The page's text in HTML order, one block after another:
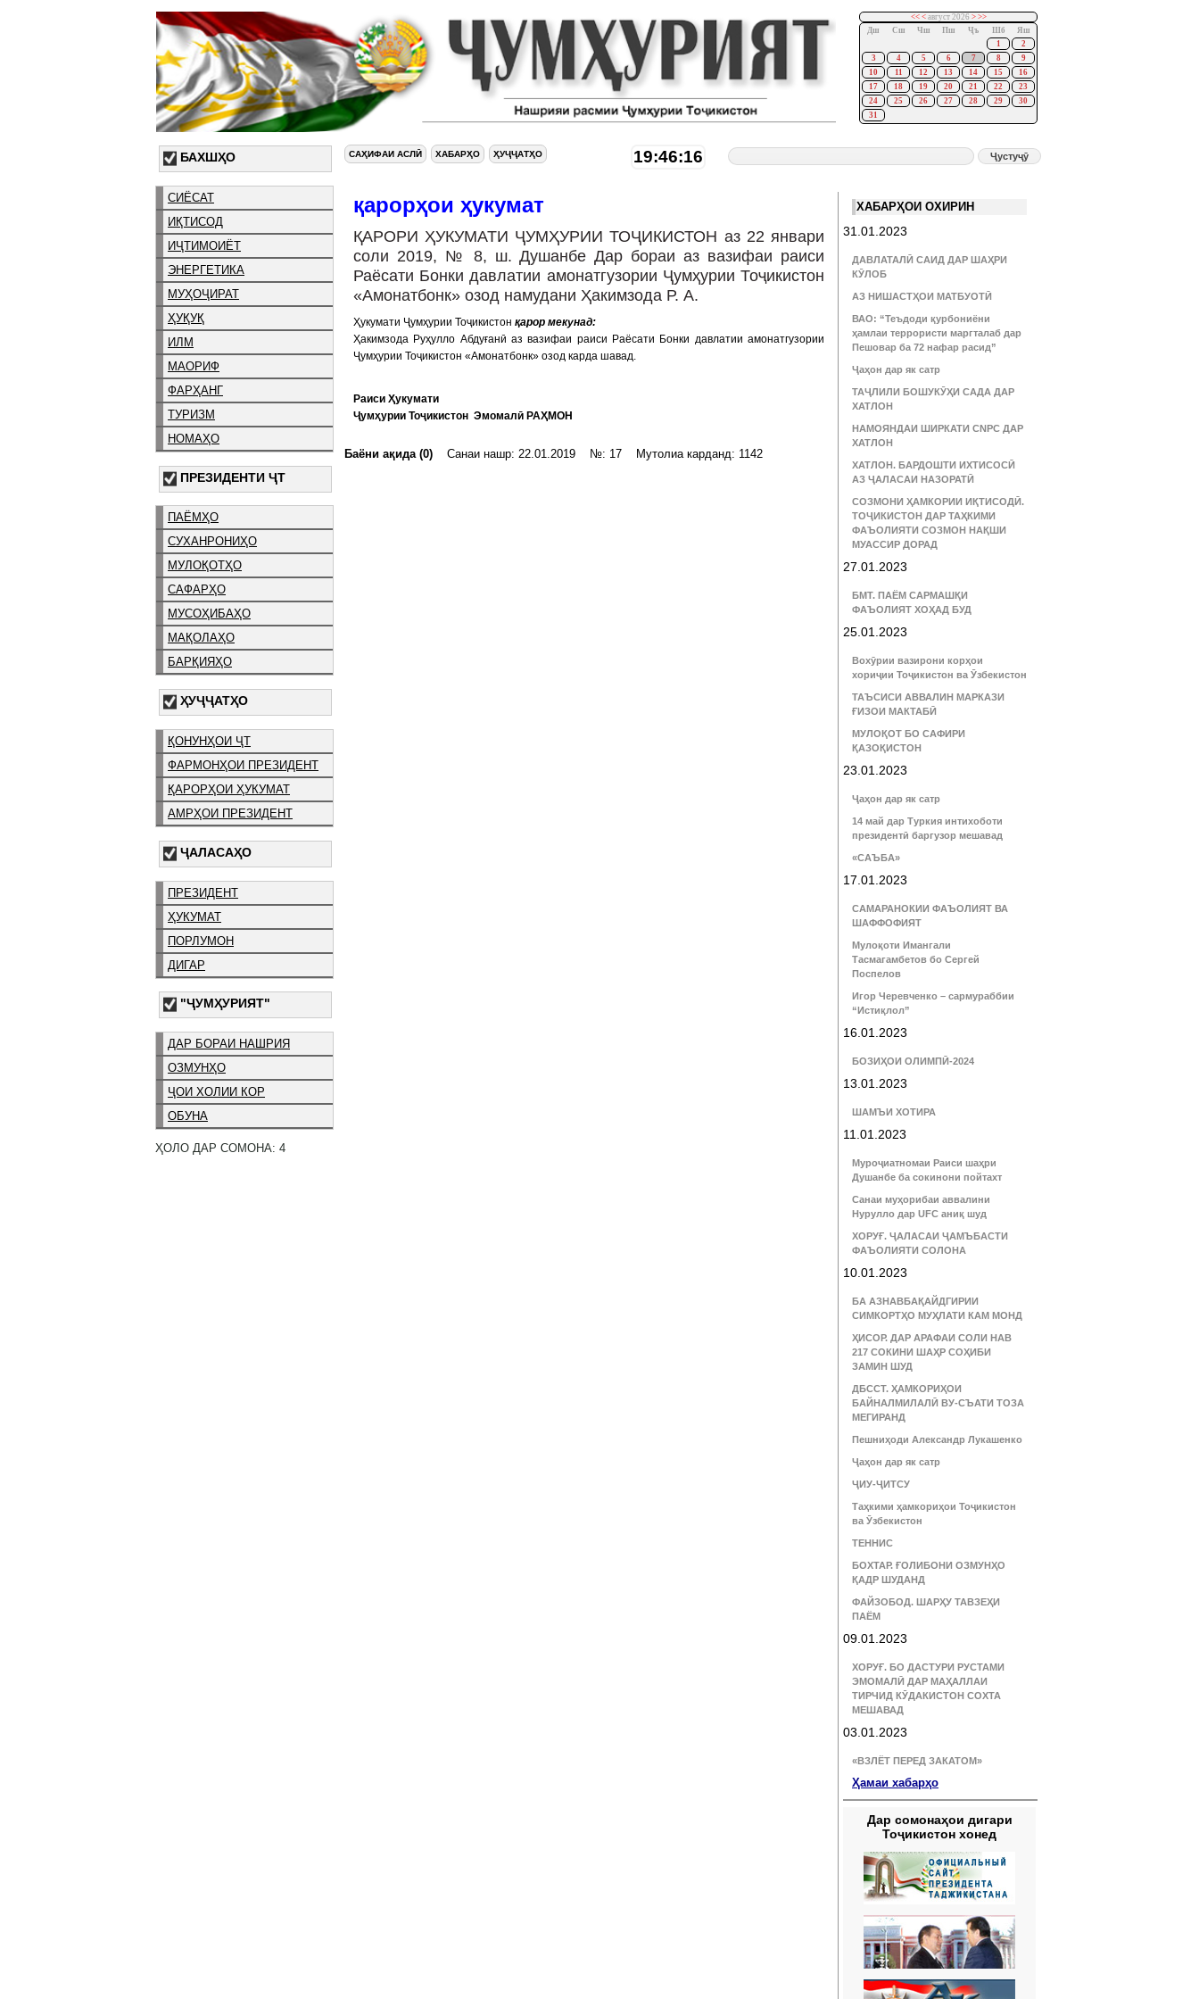
<< <август 2026 > >>
Дш
Сш Чш Пш Ҷъ Шб
Яш
1
2
3
4 5 6 7 8
9
10
11 12 13 14 15
16
17
18 19 20 21 22
23
24
25 26 27 28 29
30
31
БАХШҲО
СИЁСАТ
ИҚТИСОД
ИҶТИМОИЁТ
ЭНЕРГЕТИКА
МУҲОҶИРАТ
ҲУҚУҚ
ИЛМ
МАОРИФ
ФАРҲАНГ
ТУРИЗМ
НОМАҲО
ПРЕЗИДЕНТИ ҶТ
ПАЁМҲО
СУХАНРОНИҲО
МУЛОҚОТҲО
САФАРҲО
МУСОҲИБАҲО
МАҚОЛАҲО
БАРҚИЯҲО
ҲУҶҶАТҲО
ҚОНУНҲОИ ҶТ
ФАРМОНҲОИ ПРЕЗИДЕНТ
ҚАРОРҲОИ ҲУКУМАТ
АМРҲОИ ПРЕЗИДЕНТ
ҶАЛАСАҲО
ПРЕЗИДЕНТ
ҲУКУМАТ
ПОРЛУМОН
ДИГАР
"ҶУМҲУРИЯТ"
ДАР БОРАИ НАШРИЯ
ОЗМУНҲО
ҶОИ ХОЛИИ КОР
ОБУНА
ҲОЛО ДАР СОМОНА: 4
САҲИФАИ АСЛӢ ХАБАРҲО ҲУҶҶАТҲО 19:46:17
қарорҳои ҳукумат
ҚАРОРИ ҲУКУМАТИ ҶУМҲУРИИ ТОҶИКИСТОН аз 22 январи
соли 2019, № 8, ш. Душанбе Дар бораи аз вазифаи раиси
Раёсати Бонки давлатии амонатгузории Ҷумҳурии Тоҷикистон
«Амонатбонк» озод намудани Ҳакимзода Р. А.
Ҳукумати Ҷумҳурии Тоҷикистон қарор мекунад:
Ҳакимзода Руҳулло Абдуғанӣ аз вазифаи раиси Раёсати Бонки давлатии амонатгузории
Ҷумҳурии Тоҷикистон «Амонатбонк» озод карда шавад.
Раиси Ҳукумати
Ҷумҳурии Тоҷикистон Эмомалӣ РАҲМОН
Баёни ақида (0) Санаи нашр: 22.01.2019 №: 17 Мутолиа карданд: 1142
ХАБАРҲОИ ОХИРИН
31.01.2023
ДАВЛАТАЛӢ САИД ДАР ШАҲРИ
КӮЛОБ
АЗ НИШАСТҲОИ МАТБУОТӢ
ВАО: “Теъдоди қурбониёни
ҳамлаи террористи маргталаб дар
Пешовар ба 72 нафар расид”
Ҷаҳон дар як сатр
ТАҶЛИЛИ БОШУКӮҲИ САДА ДАР
ХАТЛОН
НАМОЯНДАИ ШИРКАТИ CNPC ДАР
ХАТЛОН
ХАТЛОН. БАРДОШТИ ИХТИСОСӢ
АЗ ҶАЛАСАИ НАЗОРАТӢ
СОЗМОНИ ҲАМКОРИИ ИҚТИСОДӢ.
ТОҶИКИСТОН ДАР ТАҲКИМИ
ФАЪОЛИЯТИ СОЗМОН НАҚШИ
МУАССИР ДОРАД
27.01.2023
БМТ. ПАЁМ САРМАШҚИ
ФАЪОЛИЯТ ХОҲАД БУД
25.01.2023
Вохӯрии вазирони корҳои
хориҷии Тоҷикистон ва Ӯзбекистон
ТАЪСИСИ АВВАЛИН МАРКАЗИ
ҒИЗОИ МАКТАБӢ
МУЛОҚОТ БО САФИРИ
ҚАЗОҚИСТОН
23.01.2023
Ҷаҳон дар як сатр
14 май дар Туркия интихоботи
президентӣ баргузор мешавад
«САЪБА»
17.01.2023
САМАРАНОКИИ ФАЪОЛИЯТ ВА
ШАФФОФИЯТ
Мулоқоти Имангали
Тасмагамбетов бо Сергей
Поспелов
Игор Черевченко – сармураббии
“Истиқлол”
16.01.2023
БОЗИҲОИ ОЛИМПӢ-2024
13.01.2023
ШАМЪИ ХОТИРА
11.01.2023
Муроҷиатномаи Раиси шаҳри
Душанбе ба сокинони пойтахт
Санаи муҳорибаи аввалини
Нурулло дар UFC аниқ шуд
ХОРУҒ. ҶАЛАСАИ ҶАМЪБАСТИ
ФАЪОЛИЯТИ СОЛОНА
10.01.2023
БА АЗНАВБАҚАЙДГИРИИ
СИМКОРТҲО МУҲЛАТИ КАМ МОНД
ҲИСОР. ДАР АРАФАИ СОЛИ НАВ
217 СОКИНИ ШАҲР СОҲИБИ
ЗАМИН ШУД
ДБССТ. ҲАМКОРИҲОИ
БАЙНАЛМИЛАЛӢ ВУ-СЪАТИ ТОЗА
МЕГИРАНД
Пешниҳоди Александр Лукашенко
Ҷаҳон дар як сатр
ҶИУ-ҶИТСУ
Таҳкими ҳамкориҳои Тоҷикистон
ва Ӯзбекистон
ТЕННИС
БОХТАР. ҒОЛИБОНИ ОЗМУНҲО
ҚАДР ШУДАНД
ФАЙЗОБОД. ШАРҲУ ТАВЗЕҲИ
ПАЁМ
09.01.2023
ХОРУҒ. БО ДАСТУРИ РУСТАМИ
ЭМОМАЛӢ ДАР МАҲАЛЛАИ
ТИРЧИД КӮДАКИСТОН СОХТА
МЕШАВАД
03.01.2023
«ВЗЛЁТ ПЕРЕД ЗАКАТОМ»
Ҳамаи хабарҳо
Дар сомонаҳои дигари
Тоҷикистон хонед